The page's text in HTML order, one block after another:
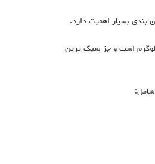
بندی بسیار اهمیت دارد.
های کامپوزیت 4 کیلوگرم است و جز سبک ترین
شامل: